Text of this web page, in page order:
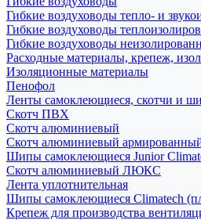
Гибкие воздуховоды тепло- и
Гибкие воздуховоды
Гибкие воздуховоды
Расходные материалы, крепеж,
Изоляционные материалы
Пенофол
Ленты самоклеющиеся, скотчи и
Скотч ПВХ
Скотч алюминиевый
Скотч алюминиевый
Шипы самоклеющиеся Junior
Скотч алюминиевый ЛЮКС
Лента уплотнительная
Шипы самоклеющиеся Climatech
Крепеж для производства